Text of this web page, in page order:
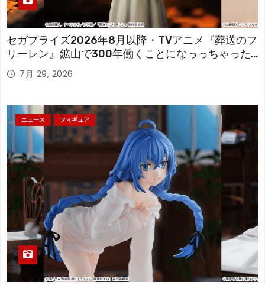
セガプライズ2026年8月以降・TVアニメ『葬送のフ
リーレン』鉱山で300年働くことになっっちゃった
「フリーレン」を立体化！
7月 29, 2026
ニュース フィギュア